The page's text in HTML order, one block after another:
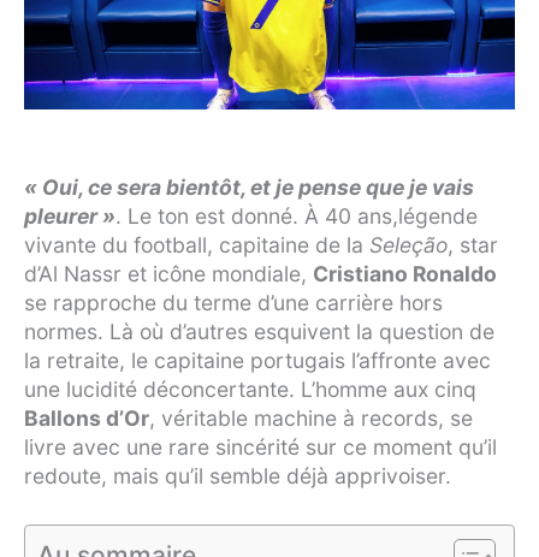
« Oui, ce sera bientôt, et je pense que je vais
pleurer ». Le ton est donné. À 40 ans,légende
vivante du football, capitaine de la Seleção, star
d’Al Nassr et icône mondiale, Cristiano Ronaldo
se rapproche du terme d’une carrière hors
normes. Là où d’autres esquivent la question de
la retraite, le capitaine portugais l’affronte avec
une lucidité déconcertante. L’homme aux cinq
Ballons d’Or, véritable machine à records, se
livre avec une rare sincérité sur ce moment qu’il
redoute, mais qu’il semble déjà apprivoiser.